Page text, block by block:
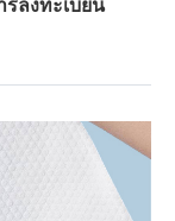
รลงทะเบียน